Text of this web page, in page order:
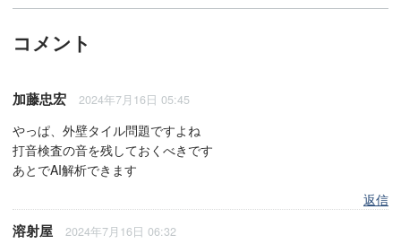
コメント
加藤忠宏 2024年7月16日 05:45
やっぱ、外壁タイル問題ですよね
打音検査の音を残しておくべきです
あとでAI解析できます
返信
溶射屋 2024年7月16日 06:32